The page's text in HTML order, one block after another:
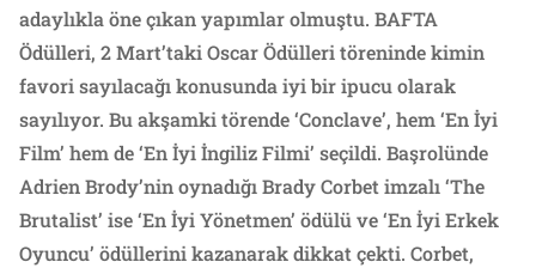
adaylıkla öne çıkan yapımlar olmuştu. BAFTA
Ödülleri, 2 Mart’taki Oscar Ödülleri töreninde kimin
favori sayılacağı konusunda iyi bir ipucu olarak
sayılıyor. Bu akşamki törende ‘Conclave’, hem ‘En İyi
Film’ hem de ‘En İyi İngiliz Filmi’ seçildi. Başrolünde
Adrien Brody’nin oynadığı Brady Corbet imzalı ‘The
Brutalist’ ise ‘En İyi Yönetmen’ ödülü ve ‘En İyi Erkek
Oyuncu’ ödüllerini kazanarak dikkat çekti. Corbet,